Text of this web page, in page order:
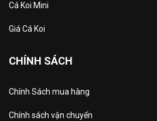
Cá Koi Mini
Giá Cá Koi
CHÍNH SÁCH
Chính Sách mua hàng
Chính sách vận chuyển